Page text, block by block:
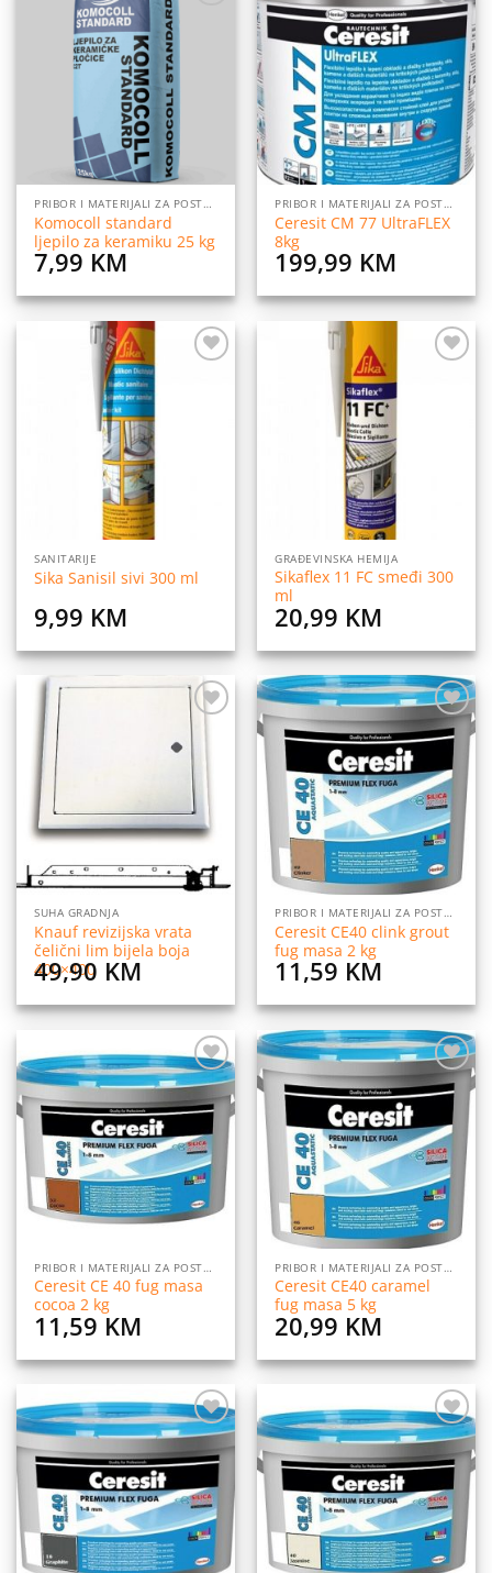
PRIBOR I MATERIJALI ZA POSTAVLJANJE PLOČICA
Komocoll standard
ljepilo za keramiku 25 kg
7,99 KM
Dodaj
na
želja
PRIBOR I MATERIJALI ZA POSTAVLJANJE PLOČICA
Ceresit CM 77 UltraFLEX
8kg
199,99 KM
SANITARIJE
Sika Sanisil sivi 300 ml
9,99 KM
GRAĐEVINSKA HEMIJA
Sikaflex 11 FC smeđi 300
ml
20,99 KM
Dodaj
listu
želja
SUHA GRADNJA
Knauf revizijska vrata
čelični lim bijela boja
400×400
49,90 KM
Dodaj
na
listu
želja
PRIBOR I MATERIJALI ZA POSTAVLJANJE PLOČICA
Ceresit CE40 clink grout
fug masa 2 kg
11,59 KM
Dodaj
na
listu
želja
PRIBOR I MATERIJALI ZA POSTAVLJANJE PLOČICA
Ceresit CE 40 fug masa
cocoa 2 kg
11,59 KM
Dodaj
na
listu
želja
PRIBOR I MATERIJALI ZA POSTAVLJANJE PLOČICA
Ceresit CE40 caramel
fug masa 5 kg
20,99 KM
Dodaj
na
listu
želja
Dodaj
na
listu
želja